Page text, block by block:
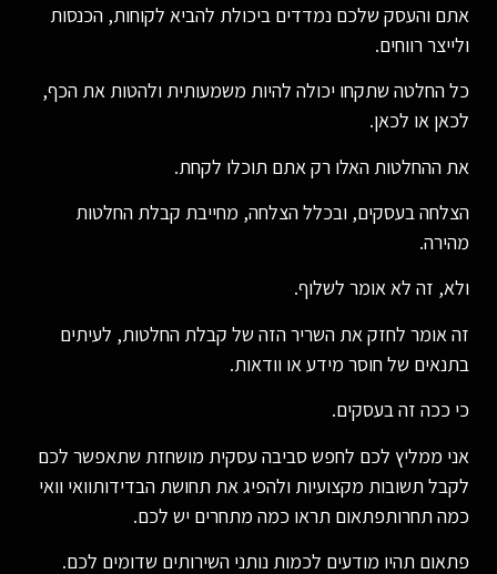
אתם והעסק שלכם נמדדים ביכולת להביא לקוחות, הכנסות
ולייצר רווחים.
כל החלטה שתקחו יכולה להיות משמעותית ולהטות את הכף,
לכאן או לכאן.
את ההחלטות האלו רק אתם תוכלו לקחת.
הצלחה בעסקים, ובכלל הצלחה, מחייבת קבלת החלטות
מהירה.
ולא, זה לא אומר לשלוף.
זה אומר לחזק את השריר הזה של קבלת החלטות, לעיתים
בתנאים של חוסר מידע או וודאות.
כי ככה זה בעסקים.
אני ממליץ לכם לחפש סביבה עסקית מושחזת שתאפשר לכם
לקבל תשובות מקצועיות ולהפיג את תחושת הבדידותוואי וואי
כמה תחרותפתאום תראו כמה מתחרים יש לכם.
פתאום תהיו מודעים לכמות נותני השירותים שדומים לכם.